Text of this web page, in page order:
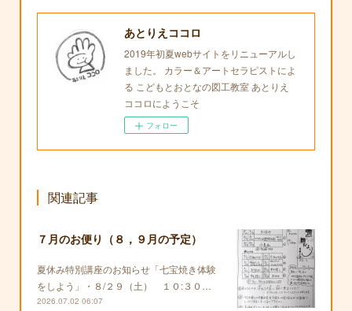
あとりえココロ
2019年初夏webサイトをリニューアルし
ました。 カラー＆アートセラピストによ
る こどもとおとなの図工教室 あとりえ
ココロにようこそ
フォロー
関連記事
７月のお便り（８，９月の予定）
夏休み特別講座のお知らせ「七宝焼き体験
をしよう」・８/２９（土） １０:３０…
2026.07.02 06:07